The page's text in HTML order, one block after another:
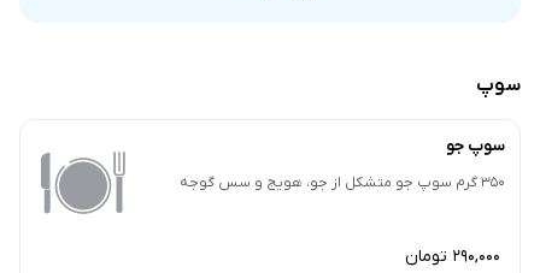
سوپ
سوپ جو
350 گرم سوپ جو متشکل از جو، هویج و سس گوجه
290,000 تومان